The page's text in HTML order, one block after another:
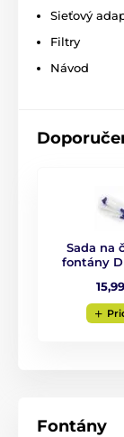
Sieťový
Filtry
Návod
Sada na
fontány
Fontány